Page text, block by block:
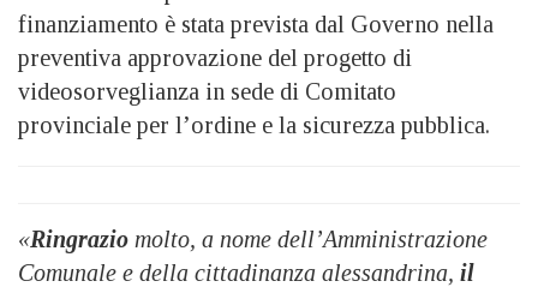
finanziamento è stata prevista dal Governo nella
preventiva approvazione del progetto di
videosorveglianza in sede di Comitato
provinciale per l’ordine e la sicurezza pubblica.
«Ringrazio molto, a nome dell’Amministrazione
Comunale e della cittadinanza alessandrina, il